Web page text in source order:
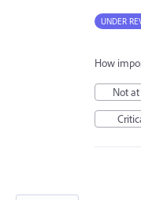
UNDER
How
Not